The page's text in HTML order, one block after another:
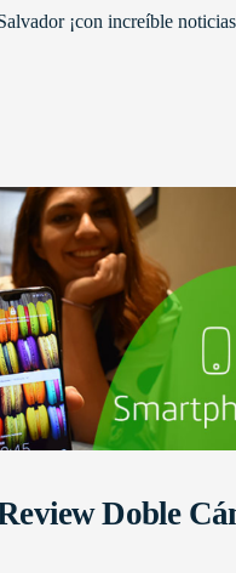
¡con increíble
Doble